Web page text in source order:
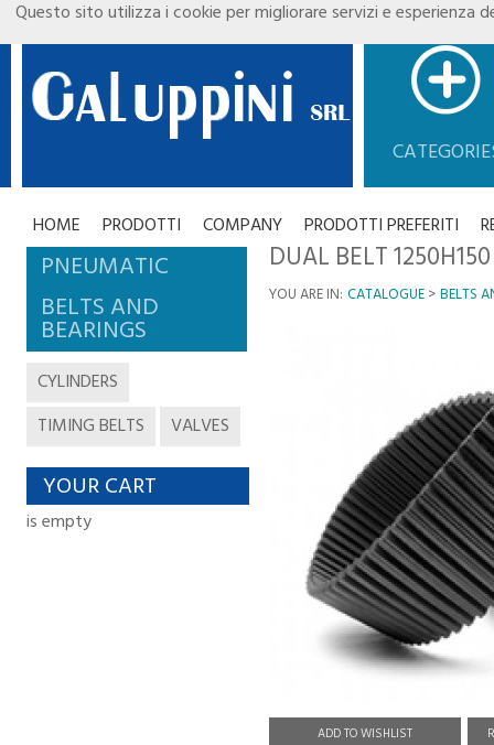
HOME PRODOTTI COMPANY PRODOTTI PREFERITI
PNEUMATIC
BELTS AND
BEARINGS
CYLINDERS
TIMING BELTS
VALVES
YOUR CART
is empty
DUAL BELT
YOU ARE IN: CATALOGUE BELTS
ADD TO WISHLIST
Questo sito utilizza i cookie per migliorare servizi e esperienza